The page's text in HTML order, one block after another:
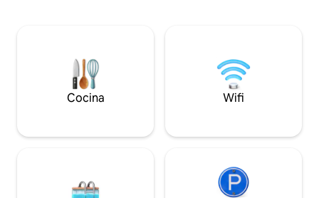
seguro,ya que las aceras no son
comunes en la isla. El propietario
gestiona el alquiler de coches, tiendas de
comestibles, restaurantes, tiendas de
un restaurante
sirve una
de Pacific Rim
y cenar.
Cocina Wifi